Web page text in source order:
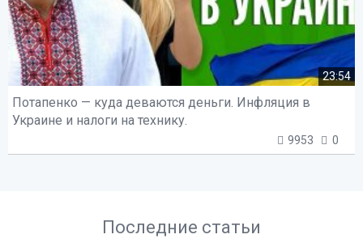
23:54
Потапенко — куда деваются деньги. Инфляция в
Украине и налоги на технику.
9953 0
Последние статьи